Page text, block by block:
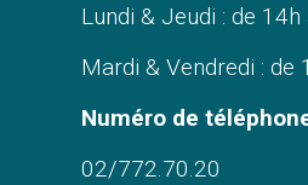
Lundi & Jeudi : de 14h
Mardi & Vendredi : de
Numéro de
02/772.70.20